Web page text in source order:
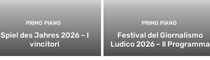
PRIMO PIANO
Spiel des Jahres 2026 – I
vincitori
PRIMO PIANO
Festival del Giornalismo
Ludico 2026 – Il Programma